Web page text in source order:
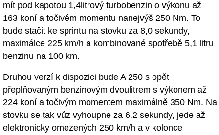
mít pod kapotou 1,4litrový turbobenzin o výkonu až
163 koní a točivém momentu nanejvýš 250 Nm. To
bude stačit ke sprintu na stovku za 8,0 sekundy,
maximálce 225 km/h a kombinované spotřebě 5,1 litru
benzinu na 100 km.
Druhou verzí k dispozici bude A 250 s opět
přeplňovaným benzinovým dvoulitrem s výkonem až
224 koní a točivým momentem maximálně 350 Nm. Na
stovku se tak vůz vyhoupne za 6,2 sekundy, jede až
elektronicky omezených 250 km/h a v kolonce